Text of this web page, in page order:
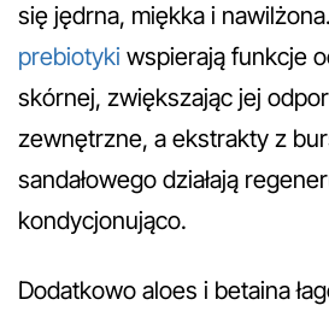
się jędrna, miękka i
prebiotyki wspierają funkcje
skórnej, zwiększając jej
zewnętrzne, a ekstrakty z
sandałowego działają
kondycjonująco.
Dodatkowo aloes i betaina